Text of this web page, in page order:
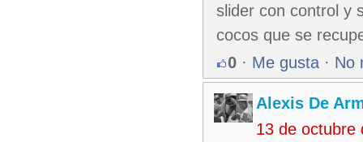
slider con control y
cocos que se
0 · Me gusta · No
Alexis De
13 de octubre